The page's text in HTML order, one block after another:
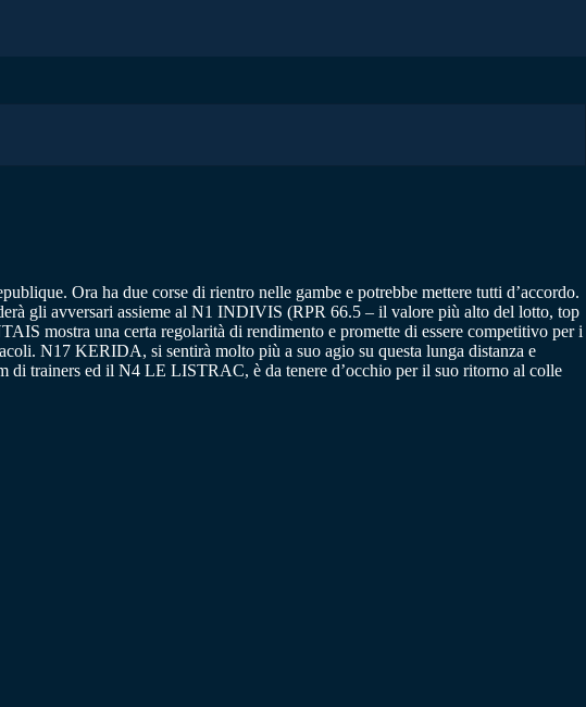
Ora ha due corse di rientro nelle gambe e potrebbe mettere tutti d’accordo.
gli avversari assieme al N1 INDIVIS (RPR 66.5 – il valore più alto del lotto, top
mostra una certa regolarità di rendimento e promette di essere competitivo per i
N17 KERIDA, si sentirà molto più a suo agio su questa lunga distanza e
trainers ed il N4 LE LISTRAC, è da tenere d’occhio per il suo ritorno al colle